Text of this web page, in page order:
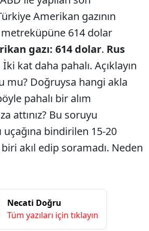
Amerikan gazının
metreküpüne 614 dolar
gazı: 614 dolar. Rus
İki kat daha pahalı. Açıklayın
mu? Doğruysa hangi akla
pahalı bir alım
attınız? Bu soruyu
uçağına bindirilen 15-20
akıl edip soramadı. Neden
Necati Doğru
Tüm yazıları için tıklayın